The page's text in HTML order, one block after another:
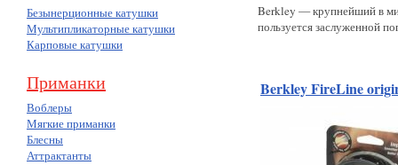
Безынерционные катушки
Мультипликаторные катушки
Карповые катушки
Приманки
Воблеры
Мягкие приманки
Блесны
Аттрактанты
Berkley — крупнейший в
пользуется заслуженной
Berkley FireLine